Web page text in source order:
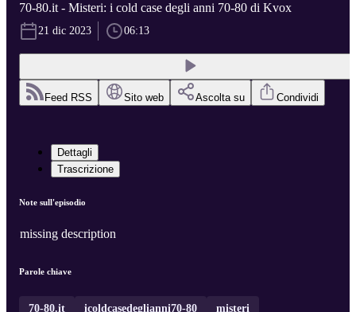
70-80.it - Misteri: i cold case degli anni 70-80 di Kvox
21 dic 2023 06:13
Feed RSS Sito web Ascolta su Condividi
Dettagli
Trascrizione
Note sull'episodio
missing description
Parole chiave
70-80.it icoldcasedeglianni70-80 misteri